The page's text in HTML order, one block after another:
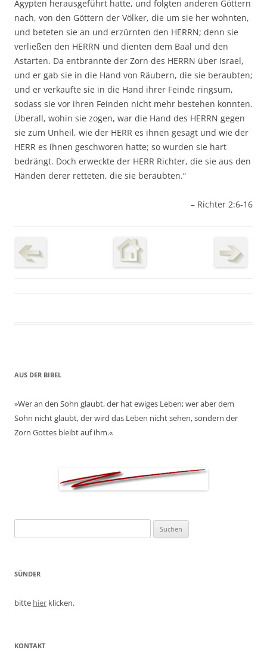
Ägypten herausgeführt hatte, und folgten anderen Göttern
nach, von den Göttern der Völker, die um sie her wohnten,
und beteten sie an und erzürnten den HERRN; denn sie
verließen den HERRN und dienten dem Baal und den
Astarten. Da entbrannte der Zorn des HERRN über Israel,
und er gab sie in die Hand von Räubern, die sie beraubten;
und er verkaufte sie in die Hand ihrer Feinde ringsum,
sodass sie vor ihren Feinden nicht mehr bestehen konnten.
Überall, wohin sie zogen, war die Hand des HERRN gegen
sie zum Unheil, wie der HERR es ihnen gesagt und wie der
HERR es ihnen geschworen hatte; so wurden sie hart
bedrängt. Doch erweckte der HERR Richter, die sie aus den
Händen derer retteten, die sie beraubten.“
– Richter 2:6-16
AUS DER BIBEL
»Wer an den Sohn glaubt, der hat ewiges Leben; wer aber dem
Sohn nicht glaubt, der wird das Leben nicht sehen, sondern der
Zorn Gottes bleibt auf ihm.«
nach:
SÜNDER
bitte hier klicken.
KONTAKT